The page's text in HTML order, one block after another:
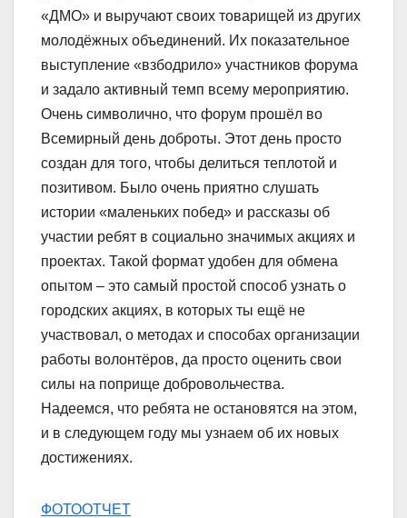
«ДМО» и выручают своих товарищей из других
молодёжных объединений. Их показательное
выступление «взбодрило» участников форума
и задало активный темп всему мероприятию.
Очень символично, что форум прошёл во
Всемирный день доброты. Этот день просто
создан для того, чтобы делиться теплотой и
позитивом. Было очень приятно слушать
истории «маленьких побед» и рассказы об
участии ребят в социально значимых акциях и
проектах. Такой формат удобен для обмена
опытом – это самый простой способ узнать о
городских акциях, в которых ты ещё не
участвовал, о методах и способах организации
работы волонтёров, да просто оценить свои
силы на поприще добровольчества.
Надеемся, что ребята не остановятся на этом,
и в следующем году мы узнаем об их новых
достижениях.
ФОТООТЧЕТ